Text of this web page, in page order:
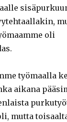
oli
työmaalla
aikana
mutta